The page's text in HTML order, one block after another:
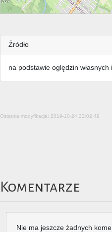
Źródło
na podstawie oględzin
Ostatnia modyfikacja: 2019-10-24 22:02:49
Komentarze
Nie ma jeszcze żadnych